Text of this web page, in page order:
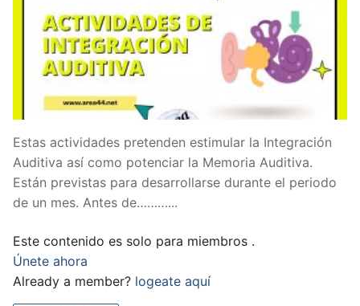
Estas actividades pretenden estimular la Integración
Auditiva así como potenciar la Memoria Auditiva.
Están previstas para desarrollarse durante el periodo
de un mes. Antes de………...
Este contenido es solo para miembros .
Únete ahora
Already a member? logeate aquí